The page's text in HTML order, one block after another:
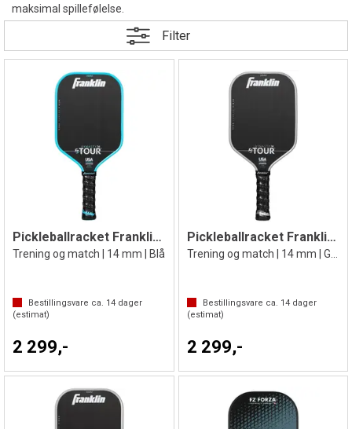
maksimal spillefølelse.
Filter
Pickleballracket Franklin Tour Dynasty
Trening og match | 14 mm | Blå
Bestillingsvare ca. 14 dager
(estimat)
2 299,-
Pickleballracket Franklin Tour Dynasty
Bestillingsvare ca. 14dager
(estimat)
2 299,-